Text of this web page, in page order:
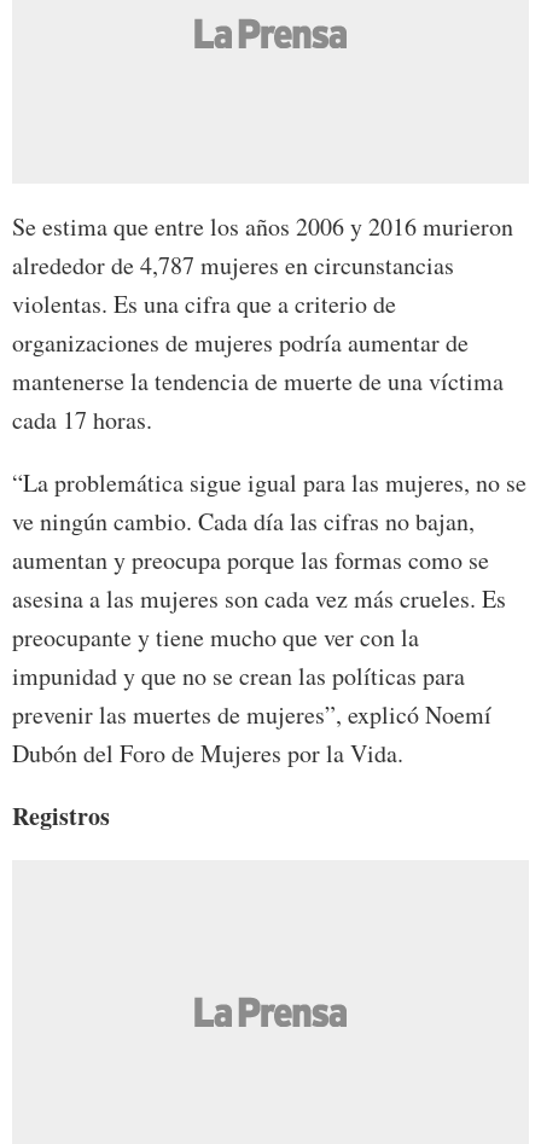
Se estima que entre los años 2006 y 2016 murieron
alrededor de 4,787 mujeres en circunstancias
violentas. Es una cifra que a criterio de
organizaciones de mujeres podría aumentar de
mantenerse la tendencia de muerte de una víctima
cada 17 horas.
“La problemática sigue igual para las mujeres, no se
ve ningún cambio. Cada día las cifras no bajan,
aumentan y preocupa porque las formas como se
asesina a las mujeres son cada vez más crueles. Es
preocupante y tiene mucho que ver con la
impunidad y que no se crean las políticas para
prevenir las muertes de mujeres”, explicó Noemí
Dubón del Foro de Mujeres por la Vida.
Registros